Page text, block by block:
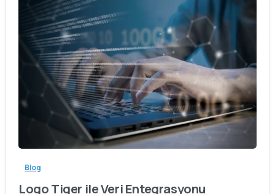
Blog
Logo Tiger ile Veri Entegrasyonu